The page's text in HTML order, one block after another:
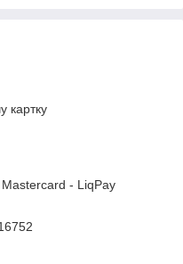
картку
- LiqPay